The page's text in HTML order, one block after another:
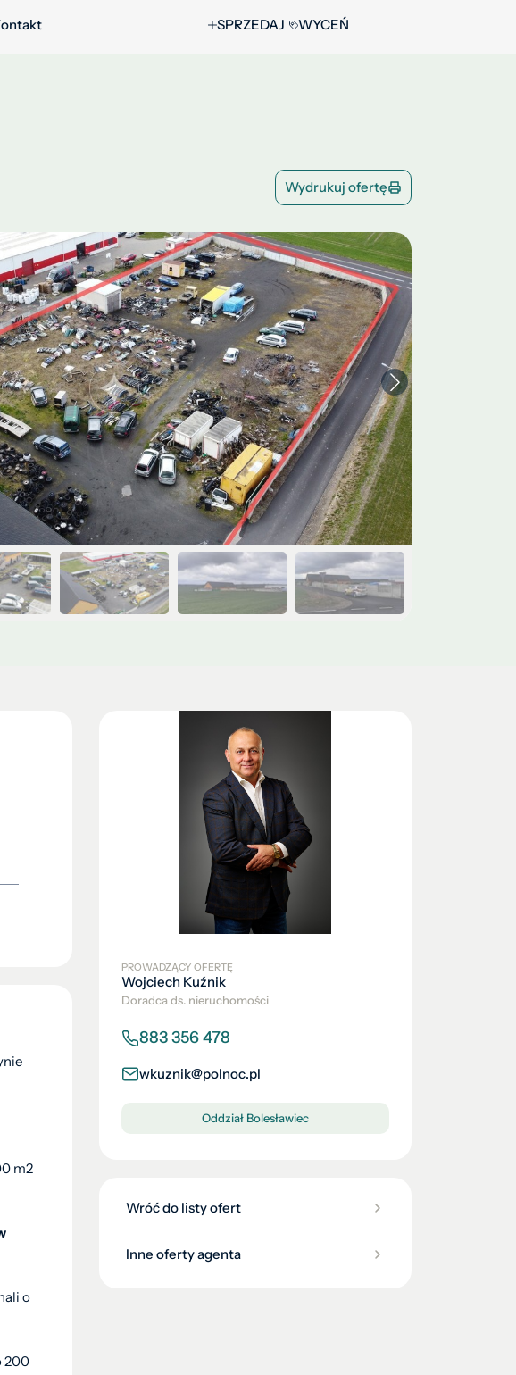
SPRZEDAJ WYCEŃ
Wydrukuj ofertę
m2
o
200
PROWADZĄCY OFERTĘ
Wojciech Kuźnik
Doradca ds. nieruchomości
883 356 478
wkuznik@polnoc.pl
Oddział Bolesławiec
Wróć do listy ofert
Inne oferty agenta